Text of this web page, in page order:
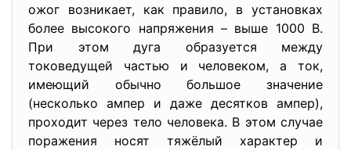
ожог возникает, как правило, в установках
более высокого напряжения – выше 1000 В.
При этом дуга образуется между
токоведущей частью и человеком, а ток,
имеющий обычно большое значение
(несколько ампер и даже десятков ампер),
проходит через тело человека. В этом случае
поражения носят тяжёлый характер и